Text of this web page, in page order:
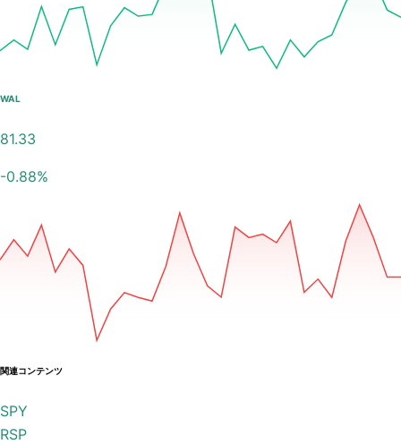
WAL
81.33
-0.88%
関連コンテンツ
SPY
RSP